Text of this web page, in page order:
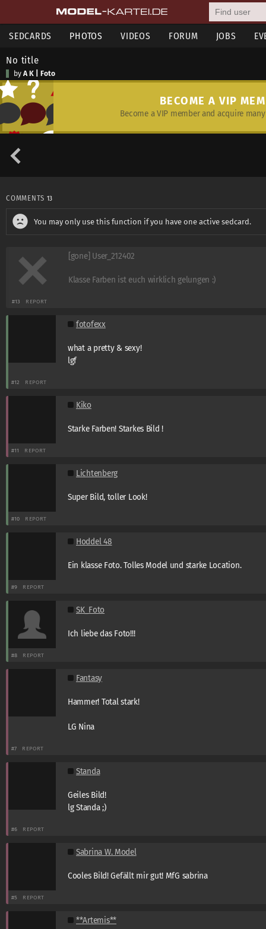
SEDCARDS PHOTOS VIDEOS FORUM JOBS
No title
by A K | Foto
BECOME A VIP
Become a VIP member and acquire
COMMENTS 13
You may only use this function if you have one active sedcard.
[gone] User_212402
Klasse Farben ist euch wirklich gelungen :)
#13 REPORT
fotofexx
what a pretty & sexy!
lgf
#12 REPORT
Kiko
Starke Farben! Starkes Bild !
#11 REPORT
Lichtenberg
Super Bild, toller Look!
#10 REPORT
Hoddel 48
Ein klasse Foto. Tolles Model und starke Location.
#9 REPORT
SK_Foto
Ich liebe das Foto!!!
#8 REPORT
Fantasy
Hammer! Total stark!
LG Nina
#7 REPORT
Standa
Geiles Bild!
lg Standa ;)
#6 REPORT
Sabrina W. Model
Cooles Bild! Gefällt mir gut! MfG sabrina
#5 REPORT
**Artemis**